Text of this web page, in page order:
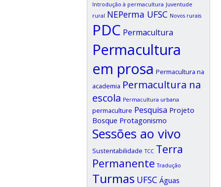
Introdução à permacultura Juventude
rural NEPerma UFSC Novos rurais
PDC Permacultura
Permacultura
em prosa Permacultura na
academia Permacultura na
escola Permacultura urbana
permaculture Pesquisa Projeto
Bosque Protagonismo
Sessões ao vivo
Sustentabilidade TCC Terra
Permanente Tradução
Turmas UFSC Águas